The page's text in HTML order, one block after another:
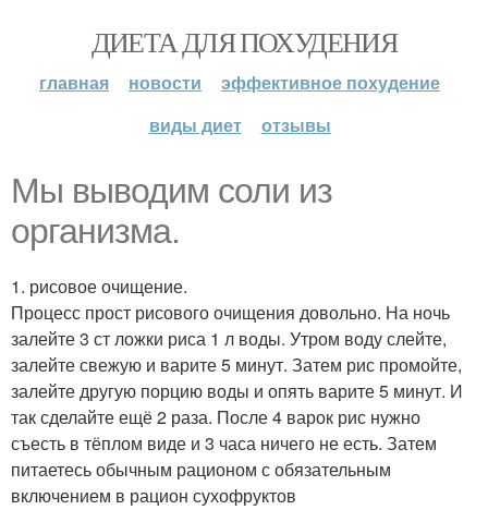
ДИЕТА ДЛЯ ПОХУДЕНИЯ
главная новости
эффективное похудение
виды диет
отзывы
Мы выводим соли из
организма.
1. рисовое очищение.
Процесс прост рисового очищения довольно. На ночь
залейте 3 ст ложки риса 1 л воды. Утром воду слейте,
залейте свежую и варите 5 минут. Затем рис промойте,
залейте другую порцию воды и опять варите 5 минут. И
так сделайте ещё 2 раза. После 4 варок рис нужно
съесть в тёплом виде и 3 часа ничего не есть. Затем
питаетесь обычным рационом с обязательным
включением в рацион сухофруктов